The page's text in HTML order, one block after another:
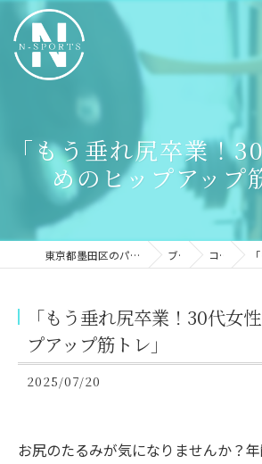
「もう垂れ尻卒業！
めのヒップアップ
東京都墨田区のパーソナルジムならN-sports ブログ コラム
「もう垂れ尻卒業！30代女
プアップ筋トレ」
2025/07/20
お尻のたるみが気になりませんか？